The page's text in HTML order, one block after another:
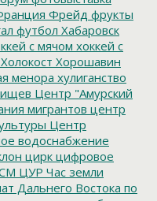
Фрейд фрукты
футбол Хабаровск
с мячом хоккей с
Холокост Хорошавин
менора хулиганство
Центр "Амурский
мигрантов центр
Центр
водоснабжение
цирк цифровое
ЦУР Час земли
Дальнего Востока по